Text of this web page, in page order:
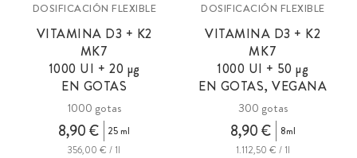
DOSIFICACIÓN FLEXIBLE
VITAMINA D3 + K2
MK7
1000 UI +20 µg
EN GOTAS
1000 gotas
8,90 €
25 ml
356,00 € / 1l
DOSIFICACIÓN FLEXIBLE
VITAMINA D3 + K2
MK7
1000 UI + 50µg
EN GOTAS, VEGANA
300 gotas
8,90 €
8ml
1.112,50 € / 1l